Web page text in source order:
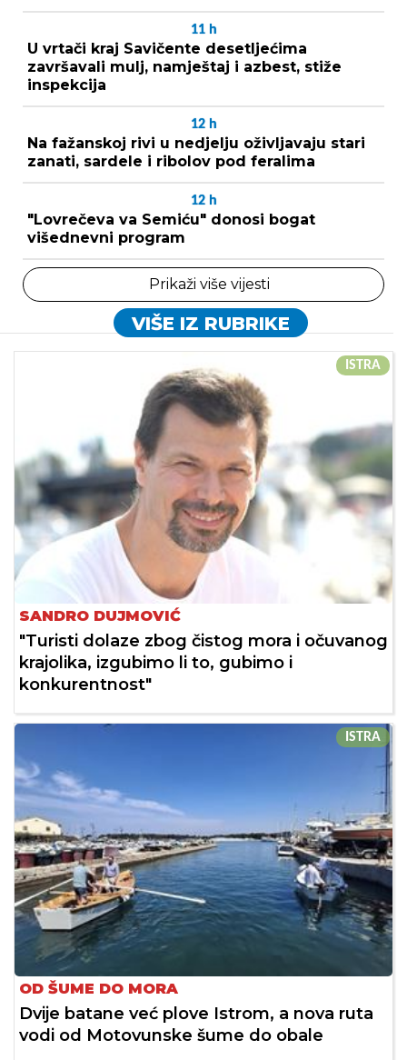
11 h
U vrtači kraj Savičente desetljećima
završavali mulj, namještaj i azbest, stiže
inspekcija
12 h
Na fažanskoj rivi u nedjelju oživljavaju stari
zanati, sardele i ribolov pod feralima
12 h
"Lovrečeva va Semiću" donosi bogat
višednevni program
Prikaži više vijesti
VIŠE IZ RUBRIKE
ISTRA
SANDRO DUJMOVIĆ
"Turisti dolaze zbog čistog mora i očuvanog
krajolika, izgubimo li to, gubimo i
konkurentnost"
ISTRA
OD ŠUME DO MORA
Dvije batane već plove Istrom, a nova ruta
vodi od Motovunske šume do obale